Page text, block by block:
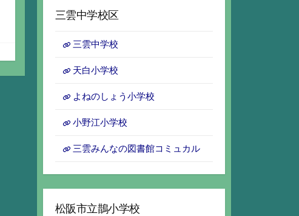
イ
三雲中学校区
三雲中学校
天白小学校
よねのしょう小学校
小野江小学校
三雲みんなの図書館コミュカル
松阪市立鵲小学校